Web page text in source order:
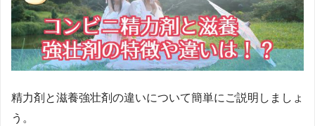
精力剤と滋養強壮剤の違いについて簡単にご説明しましょ
う。